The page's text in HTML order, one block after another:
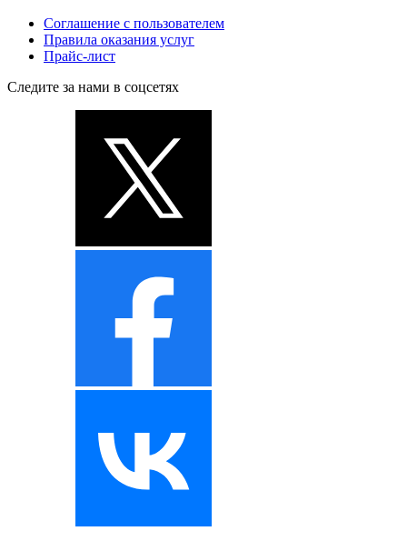
Соглашение с пользователем
Правила оказания услуг
Прайс-лист
Следите за нами в соцсетях